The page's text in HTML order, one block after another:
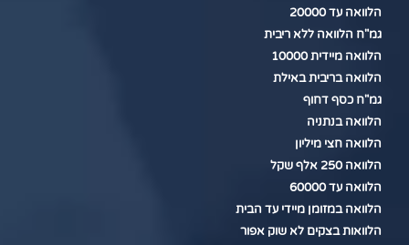
הלוואה עד 20000
גמ"ח הלוואה ללא ריבית
הלוואה מיידית 10000
הלוואה בריבית באילת
גמ"ח כסף דחוף
הלוואה בנתניה
הלוואה חצי מיליון
הלוואה 250 אלף שקל
הלוואה עד 60000
הלוואה במזומן מיידי עד הבית
הלוואות בצקים לא שוק אפור